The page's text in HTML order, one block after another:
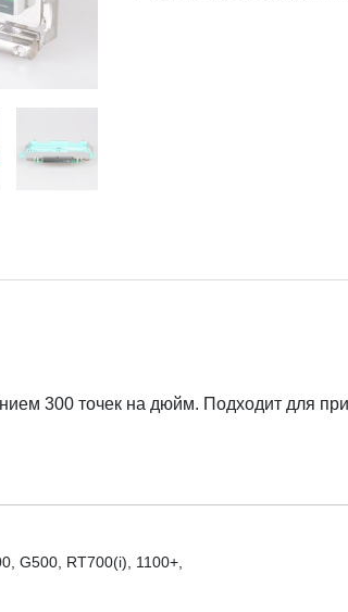
300 точек на дюйм. Подходит для
G500, RT700(i), 1100+,